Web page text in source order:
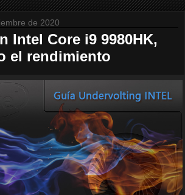
de 2020
Intel Core i9 9980HK,
el rendimiento